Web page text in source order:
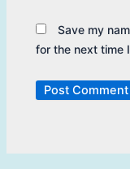
Save my
for the next time